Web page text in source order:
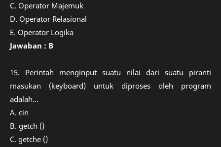
C. Operator Majemuk
D. Operator Relasional
E. Operator Logika
Jawaban : B
15. Perintah menginput suatu nilai dari suatu piranti
masukan (keyboard) untuk diproses oleh program
adalah...
A. cin
B. getch ()
C. getche ()